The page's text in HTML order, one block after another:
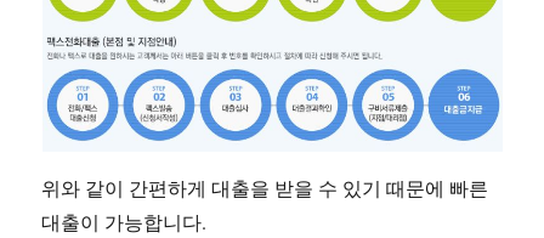
위와 같이 간편하게 대출을 받을 수 있기 때문에 빠른
대출이 가능합니다.